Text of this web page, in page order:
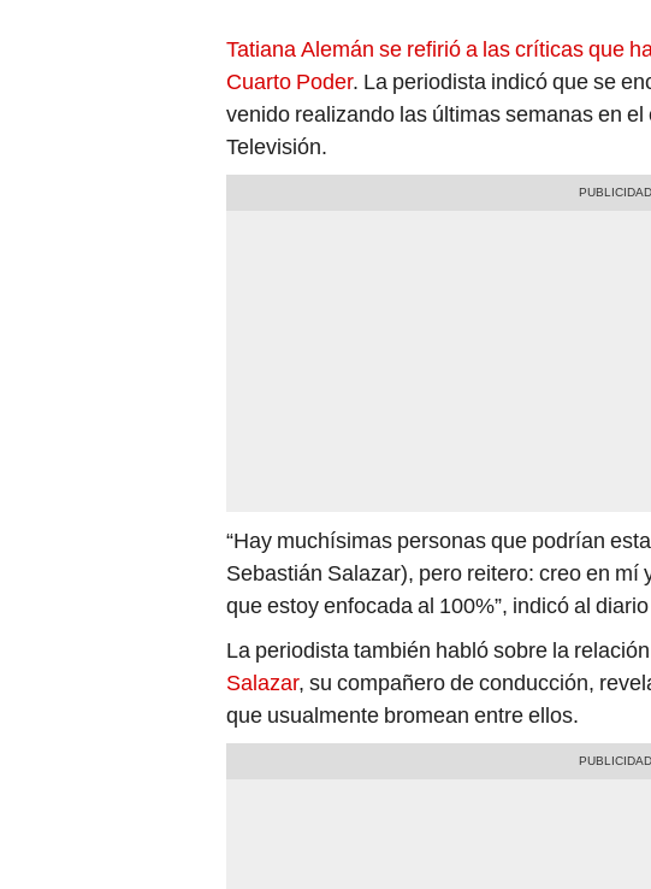
Tatiana Alemán se refirió a las críticas que
Cuarto Poder. La periodista indicó que se
venido realizando las últimas semanas en
Televisión.
“Hay muchísimas personas que podrían
Sebastián Salazar), pero reitero: creo en mí
que estoy enfocada al 100%”, indicó al
La periodista también habló sobre la
Salazar, su compañero de conducción,
que usualmente bromean entre ellos.